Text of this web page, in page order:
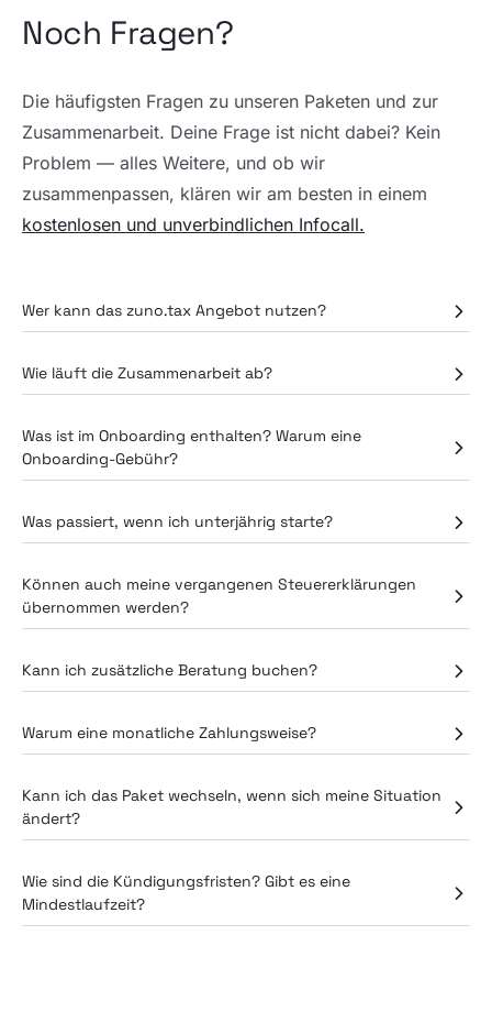
Noch Fragen?
Die häufigsten Fragen zu unseren Paketen und zur
Zusammenarbeit. Deine Frage ist nicht dabei? Kein
Problem — alles Weitere, und ob wir
zusammenpassen, klären wir am besten in einem
kostenlosen und unverbindlichen Infocall.
Wer kann das zuno.tax Angebot nutzen?
Wie läuft die Zusammenarbeit ab?
Was ist im Onboarding enthalten? Warum eine
Onboarding-Gebühr?
Was passiert, wenn ich unterjährig starte?
Können auch meine vergangenen Steuererklärungen
übernommen werden?
Kann ich zusätzliche Beratung buchen?
Warum eine monatliche Zahlungsweise?
Kann ich das Paket wechseln, wenn sich meine Situation
ändert?
Wie sind die Kündigungsfristen? Gibt es eine
Mindestlaufzeit?